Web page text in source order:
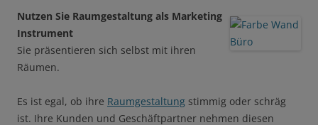
Nutzen Sie Raumgestaltung als Marketing
Instrument
Sie präsentieren sich selbst mit ihren
Räumen.
Es ist egal, ob ihre Raumgestaltung stimmig oder schräg
ist. Ihre Kunden und Geschäftpartner nehmen diesen